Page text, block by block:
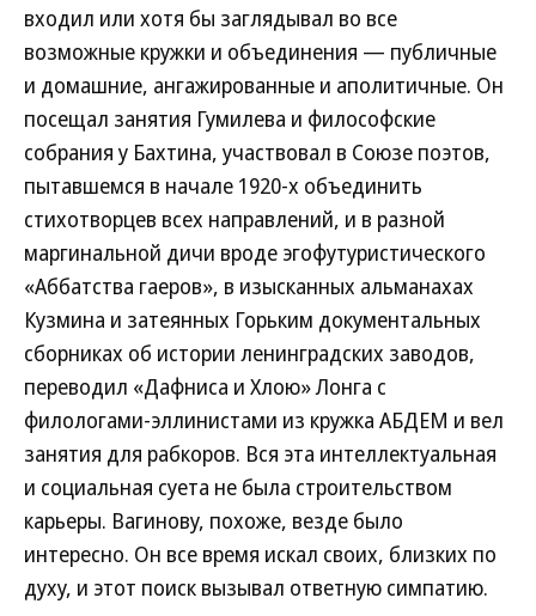
входил или хотя бы заглядывал во все
возможные кружки и объединения — публичные
и домашние, ангажированные и аполитичные. Он
посещал занятия Гумилева и философские
собрания у Бахтина, участвовал в Союзе поэтов,
пытавшемся в начале 1920-х объединить
стихотворцев всех направлений, и в разной
маргинальной дичи вроде эгофутуристического
«Аббатства гаеров», в изысканных альманахах
Кузмина и затеянных Горьким документальных
сборниках об истории ленинградских заводов,
переводил «Дафниса и Хлою» Лонга с
филологами-эллинистами из кружка АБДЕМ и вел
занятия для рабкоров. Вся эта интеллектуальная
и социальная суета не была строительством
карьеры. Вагинову, похоже, везде было
интересно. Он все время искал своих, близких по
духу, и этот поиск вызывал ответную симпатию.